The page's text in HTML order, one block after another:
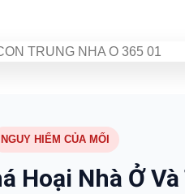
NGUY HIỂM CỦA MỐI
Hoại Nhà Ở Và